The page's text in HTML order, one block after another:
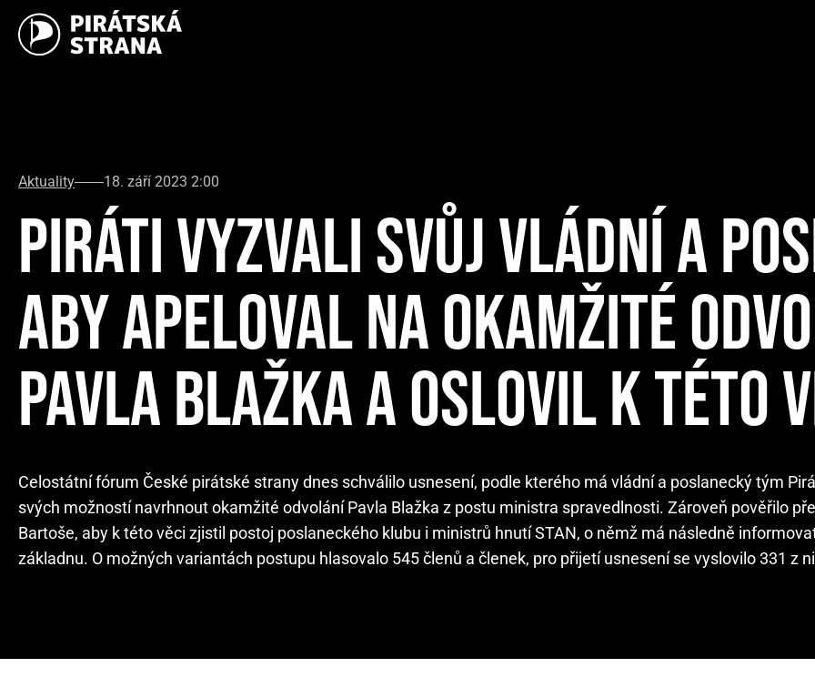
Aktuality 18. září 2023 2:00
PIRÁTI VYZVALI SVŮJ VLÁDNÍ A
ABY APELOVAL NA OKAMŽITÉ
PAVLA BLAŽKA A OSLOVIL K TÉTO
Celostátní fórum České pirátské strany dnes schválilo usnesení, podle kterého má vládní a poslanecký tým
svých možností navrhnout okamžité odvolání Pavla Blažka z postu ministra spravedlnosti. Zároveň pověřilo
Bartoše, aby k této věci zjistil postoj poslaneckého klubu i ministrů hnutí STAN, o němž má následně
základnu. O možných variantách postupu hlasovalo 545 členů a členek, pro přijetí usnesení se vyslovilo 331 z